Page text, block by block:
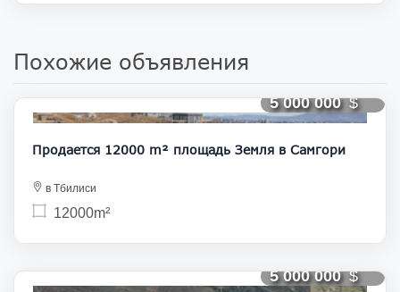
Похожие объявления
5 000 000
Продается 12000 m² площадь Земля в Самгори
в Тбилиси
12000m²
5 000 000